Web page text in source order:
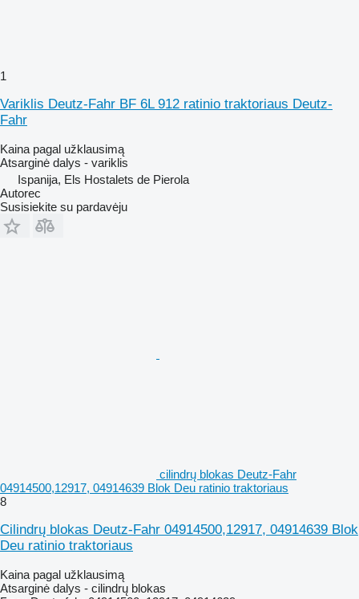
1
Variklis Deutz-Fahr BF 6L 912 ratinio traktoriaus Deutz-
Fahr
Kaina pagal užklausimą
Atsarginė dalys - variklis
Ispanija, Els Hostalets de Pierola
Autorec
Susisiekite su pardavėju
cilindrų blokas Deutz-Fahr
04914500,12917, 04914639 Blok Deu ratinio traktoriaus
8
Cilindrų blokas Deutz-Fahr 04914500,12917, 04914639 Blok
Deu ratinio traktoriaus
Kaina pagal užklausimą
Atsarginė dalys - cilindrų blokas